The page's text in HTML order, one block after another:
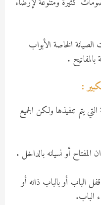
الخاصة الأبواب
.
:
يتم تنفيذها ولكن الجميع
أو نسيانه بالداخل .
الباب أو بالباب ذاته أو
الباب.